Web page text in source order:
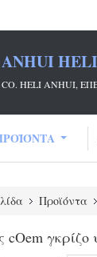
ANHUI
CO. HELI ANHUI,
Προϊόντα
cOem